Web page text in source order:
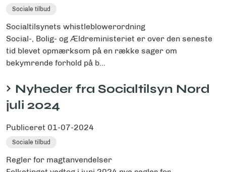
Sociale tilbud
Socialtilsynets whistleblowerordning
Social-, Bolig- og Ældreministeriet er over den seneste
tid blevet opmærksom på en række sager om
bekymrende forhold på b...
Nyheder fra Socialtilsyn Nord
juli 2024
Publiceret 01-07-2024
Sociale tilbud
Regler for magtanvendelser